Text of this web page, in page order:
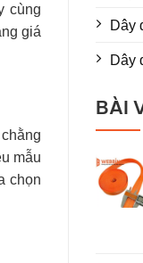
cùng
giá
mẫu
chọn
Dây
Dây
BÀI